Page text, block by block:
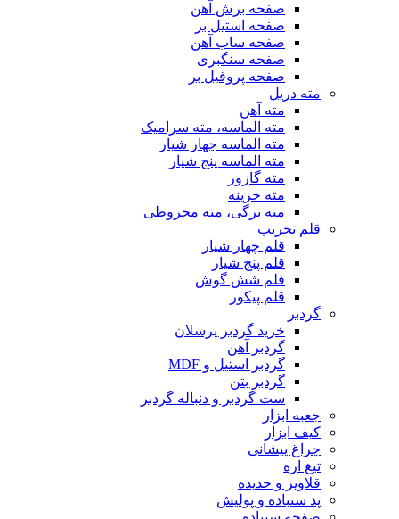
صفحه برش آهن
صفحه استیل بر
صفحه ساب آهن
صفحه سنگبری
صفحه پروفیل بر
مته دریل
مته آهن
مته الماسه، مته سرامیک
مته الماسه چهار شیار
مته الماسه پنج شیار
مته گازور
مته خزینه
مته برگی، مته مخروطی
قلم تخریب
قلم چهار شیار
قلم پنج شیار
قلم شش گوش
قلم پیکور
گردبر
خرید گردبر پرسلان
گردبر آهن
گردبر استیل و MDF
گردبر بتن
ست گردبر و دنباله گردبر
جعبه ابزار
کیف ابزار
چراغ پیشانی
تیغ اره
قلاویز و حدیده
پد سنباده و پولیش